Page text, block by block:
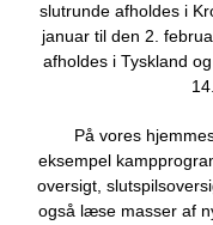
slutrunde afholdes i
januar til den 2.
afholdes i Tyskland
På vores
eksempel
oversigt,
også læse masser af